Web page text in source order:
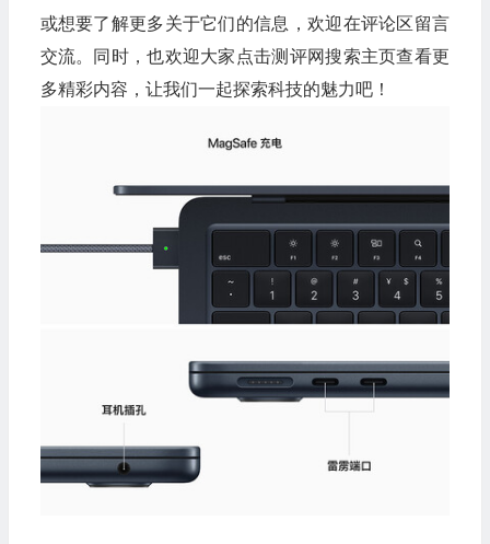
或想要了解更多关于它们的信息，欢迎在评论区留言
交流。同时，也欢迎大家点击测评网搜索主页查看更
多精彩内容，让我们一起探索科技的魅力吧！